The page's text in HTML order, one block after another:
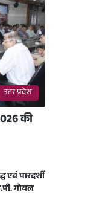
उत्तर प्रदेश
की
एवं पारदर्शी
गोयल